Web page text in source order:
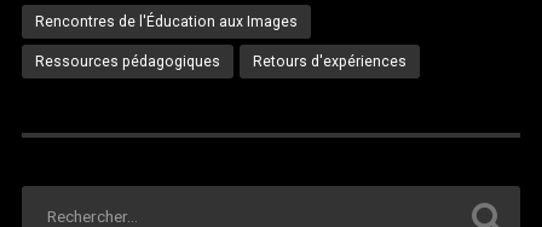
Rencontres de l'Éducation aux Images
Ressources pédagogiques Retours d'expériences